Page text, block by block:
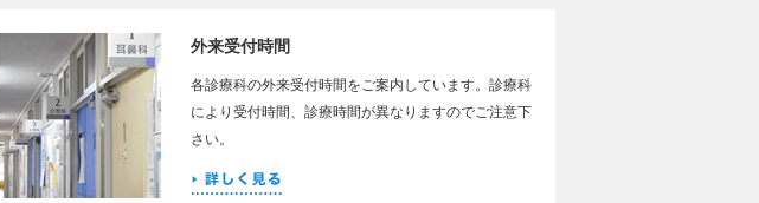
外来受付時間
各診療科の外来受付時間をご案内しています。診療科
により受付時間、診療時間が異なりますのでご注意下
さい。